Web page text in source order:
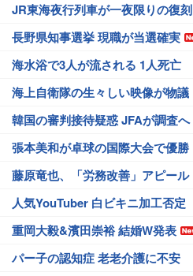
JR東海夜行列車が一夜限りの復刻
長野県知事選挙 現職が当選確実
海水浴で3人が流される 1人死亡
海上自衛隊の生々しい映像が物議
韓国の審判接待疑惑 JFAが調査へ
張本美和が卓球の国際大会で優勝
藤原竜也、「労務改善」アピール
人気YouTuber 白ビキニ加工否定
重岡大毅&濱田崇裕 結婚W発表
パー子の認知症 老老介護に不安